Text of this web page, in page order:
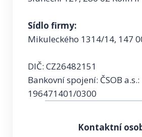
Sídlo firmy:
Mikuleckého 1314/14, 147
DIČ: CZ26482151
Bankovní spojení: ČSOB a.s.:
196471401/0300
Kontaktní